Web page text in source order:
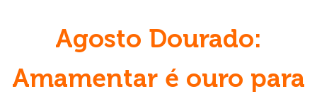
Agosto Dourado:
Amamentar é ouro para